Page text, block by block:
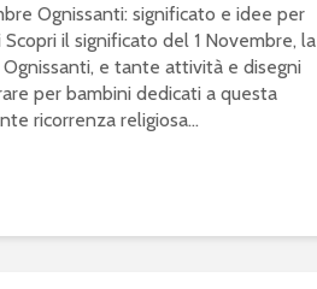
Ognissanti: significato e idee per
Scopri il significato del 1 Novembre, la
e tante attività e disegni
per bambini dedicati a questa
ricorrenza religiosa...